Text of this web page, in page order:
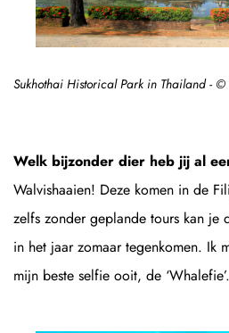
Sukhothai Historical Park in Thailand - ©
Welk bijzonder dier heb jij al
Walvishaaien! Deze komen in de
zelfs zonder geplande tours kan je
in het jaar zomaar tegenkomen. Ik
mijn beste selfie ooit, de ‘Whalefie’.